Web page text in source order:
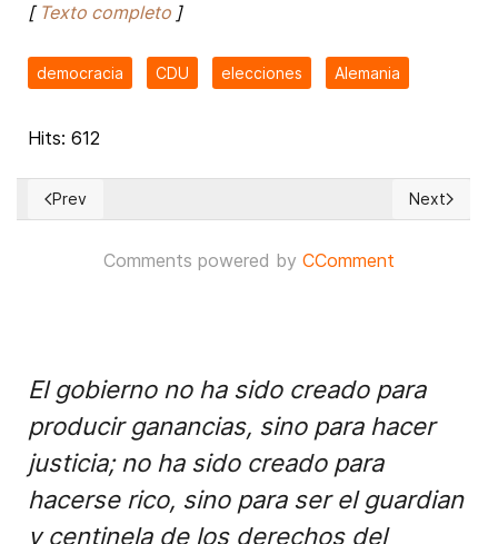
[ Texto completo ]
democracia CDU elecciones Alemania
Hits: 612
Previous article: FIRME APOYO de la UE a UCRANIA en
Prev Next
Next
Comments powered by CComment
El gobierno no ha sido creado para
producir ganancias, sino para hacer
justicia; no ha sido creado para
hacerse rico, sino para ser el guardian
y centinela de los derechos del